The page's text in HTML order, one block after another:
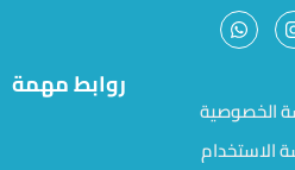
روابط مهمة
الخصوصية
الاستخدام